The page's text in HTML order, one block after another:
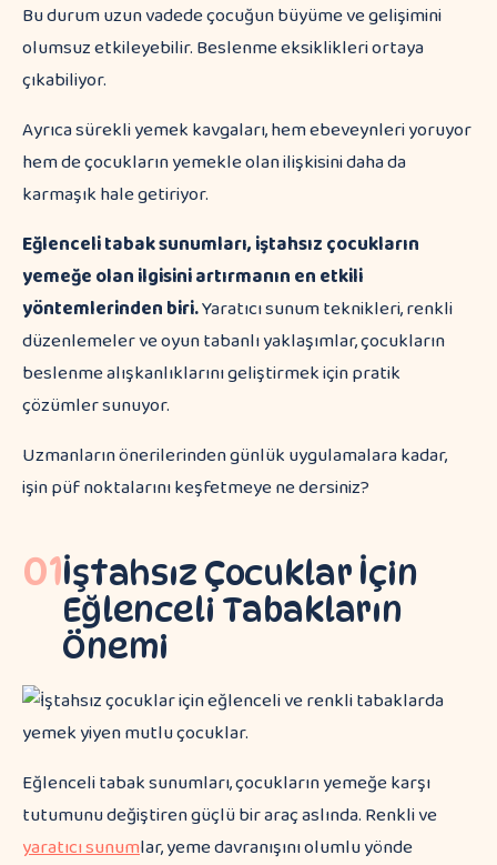
Bu durum uzun vadede çocuğun büyüme ve gelişimini
olumsuz etkileyebilir. Beslenme eksiklikleri ortaya
çıkabiliyor.
Ayrıca sürekli yemek kavgaları, hem ebeveynleri yoruyor
hem de çocukların yemekle olan ilişkisini daha da
karmaşık hale getiriyor.
Eğlenceli tabak sunumları, iştahsız çocukların
yemeğe olan ilgisini artırmanın en etkili
yöntemlerinden biri.Yaratıcı sunum teknikleri, renkli
düzenlemeler ve oyun tabanlı yaklaşımlar, çocukların
beslenme alışkanlıklarını geliştirmek için pratik
çözümler sunuyor.
Uzmanların önerilerinden günlük uygulamalara kadar,
işin püf noktalarını keşfetmeye ne dersiniz?
01İştahsız Çocuklar İçin
Eğlenceli Tabakların
Önemi
Eğlenceli tabak sunumları, çocukların yemeğe karşı
tutumunu değiştiren güçlü bir araç aslında. Renkli ve
yaratıcı sunumlar, yeme davranışını olumlu yönde